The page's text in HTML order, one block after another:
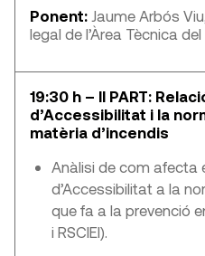
Ponent: Jaume Arbós
legal de l’Àrea Tècnica
19:30 h – II PART:
d’Accessibilitat i la
matèria d’incendis
Anàlisi de com afecta
d’Accessibilitat a la
que fa a la prevenció
i RSCIEI).